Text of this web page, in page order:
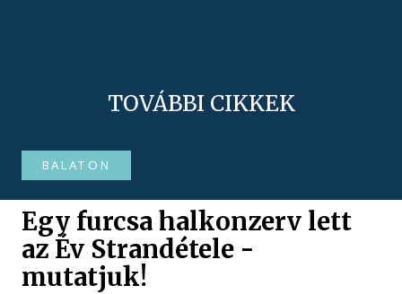
TOVÁBBI CIKKEK
BALATON
Egy furcsa halkonzerv lett
az Év Strandétele -
mutatjuk!